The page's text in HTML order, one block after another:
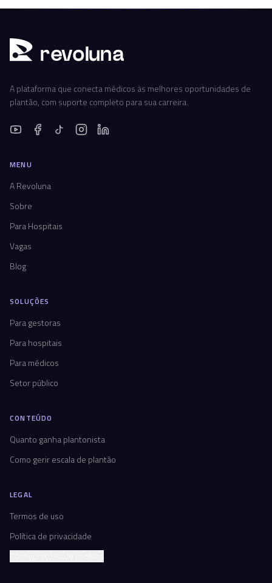
revoluna
A plataforma que conecta médicos às melhores oportunidades de
plantão, com suporte completo para sua carreira.
MENU
A Revoluna
Sobre
Para Hospitais
Vagas
Blog
SOLUÇÕES
Para gestoras
Para hospitais
Para médicos
Setor público
CONTEÚDO
Quanto ganha plantonista
Como gerir escala de plantão
LEGAL
Termos de uso
Política de privacidade